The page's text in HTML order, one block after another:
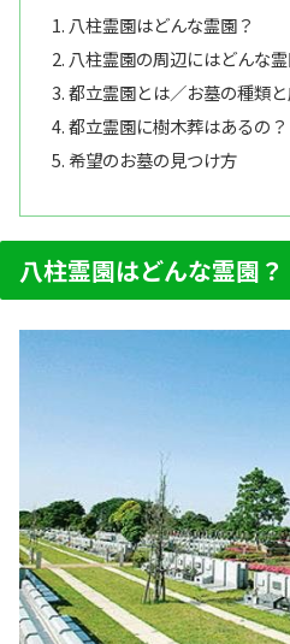
八柱霊園はどんな霊園？
八柱霊園の周辺にはどんな
都立霊園とは／お墓の種類
都立霊園に樹木葬はあるの？
希望のお墓の見つけ方
八柱霊園はどんな霊園？